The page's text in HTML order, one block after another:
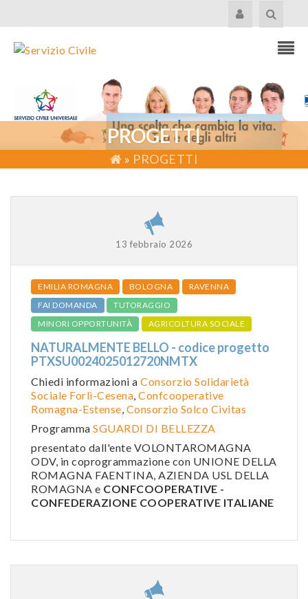
PROGETTI
» PROGETTI
13 febbraio 2026
EMILIA ROMAGNA BOLOGNA
RAVENNA
FAI DOMANDA
TUTORAGGIO
MINORI OPPORTUNITÀ
AGRICOLTURA SOCIALE
NATURALMENTE BELLO - codice progetto
PTXSU0024025012720NMTX
Chiedi informazioni a Consorzio Solidarietà
Sociale Forlì-Cesena, Confcooperative
Romagna-Estense, Consorzio Solco Civitas
Programma SGUARDI DI BELLEZZA
presentato dall'ente VOLONTAROMAGNA
ODV, in coprogrammazione con UNIONE DELLA
ROMAGNA FAENTINA, AZIENDA USL DELLA
ROMAGNA e CONFCOOPERATIVE -
CONFEDERAZIONE COOPERATIVE ITALIANE